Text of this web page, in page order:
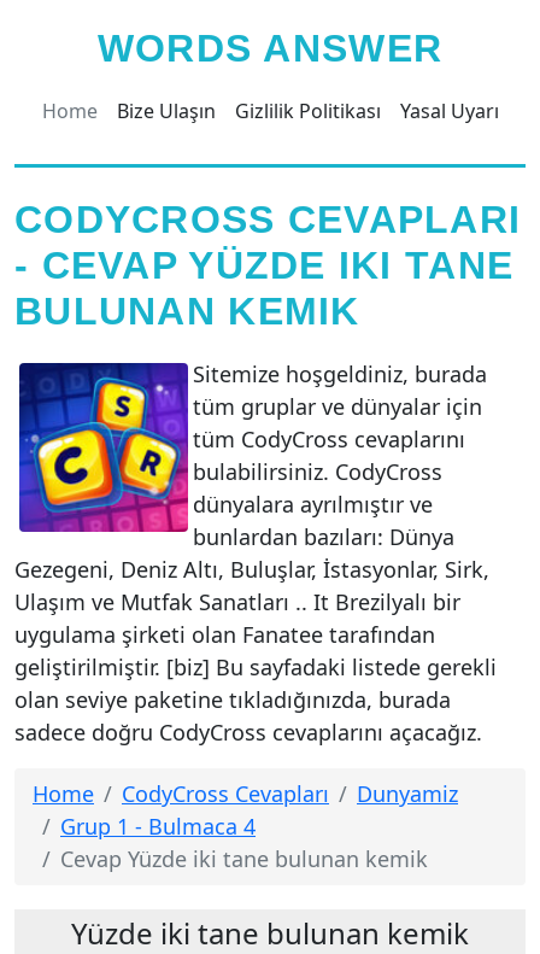
WORDS ANSWER
Home Bize Ulaşın Gizlilik Politikası Yasal Uyarı
CODYCROSS CEVAPLARI
- CEVAP YÜZDE IKI TANE
BULUNAN KEMIK
Sitemize hoşgeldiniz, burada
tüm gruplar ve dünyalar için
tüm CodyCross cevaplarını
bulabilirsiniz. CodyCross
dünyalara ayrılmıştır ve
bunlardan bazıları: Dünya
Gezegeni, Deniz Altı, Buluşlar, İstasyonlar, Sirk,
Ulaşım ve Mutfak Sanatları .. It Brezilyalı bir
uygulama şirketi olan Fanatee tarafından
geliştirilmiştir. [biz] Bu sayfadaki listede gerekli
olan seviye paketine tıkladığınızda, burada
sadece doğru CodyCross cevaplarını açacağız.
Home CodyCross Cevapları
Dunyamiz
Grup 1 - Bulmaca 4
Cevap Yüzde iki tane bulunan kemik
Yüzde iki tane bulunan kemik